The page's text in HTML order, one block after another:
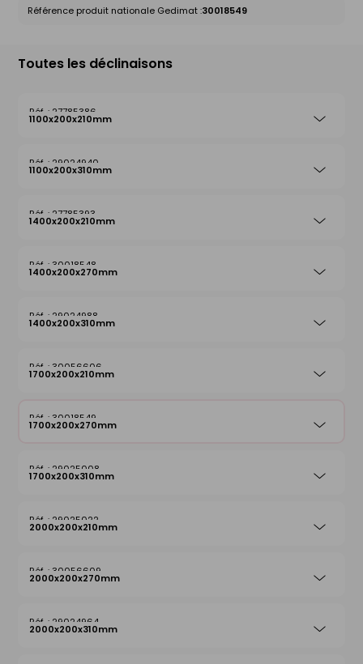
Référence produit nationale Gedimat :30018549
Toutes les déclinaisons
27785386
1100x200x210mm
29024940
1100x200x310mm
27785393
1400x200x210mm
30018548
1400x200x270mm
29024988
1400x200x310mm
30056606
1700x200x210mm
30018549
1700x200x270mm
29025008
1700x200x310mm
29025022
2000x200x210mm
30056609
2000x200x270mm
29024964
2000x200x310mm